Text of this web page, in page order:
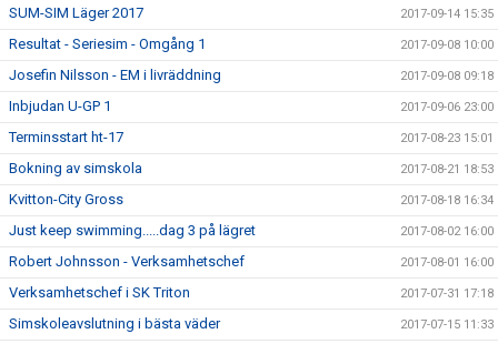
SUM-SIM Läger 2017 2017-09-14 15:35
Resultat - Seriesim - Omgång 1 2017-09-08 10:00
Josefin Nilsson - EM i livräddning 2017-09-08 09:18
Inbjudan U-GP 1 2017-09-06 23:00
Terminsstart ht-17 2017-08-23 15:01
Bokning av simskola 2017-08-21 18:53
Kvitton-City Gross 2017-08-18 16:34
Just keep swimming.....dag 3 på lägret 2017-08-02 16:00
Robert Johnsson - Verksamhetschef 2017-08-01 16:00
Verksamhetschef i SK Triton 2017-07-31 17:18
Simskoleavslutning i bästa väder 2017-07-15 11:33